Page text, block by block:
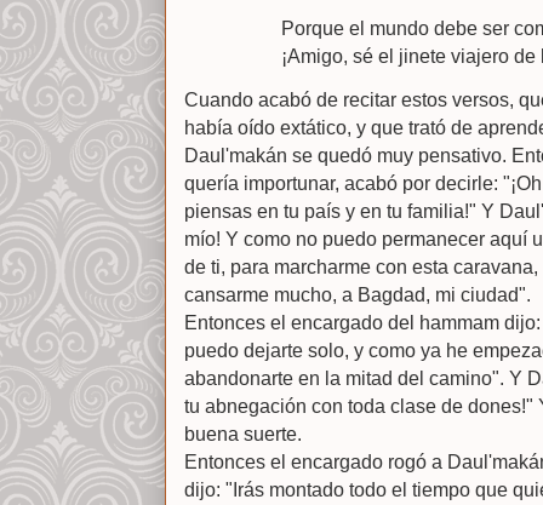
Porque el mundo debe ser
¡Amigo, sé el jinete viajero de
Cuando acabó de recitar estos versos,
había oído extático, y que trató de
Daul'makán se quedó muy pensativo.
quería importunar, acabó por decirle:
piensas en tu país y en tu familia!" Y
mío! Y como no puedo permanecer aquí
de ti, para marcharme con esta
cansarme mucho, a Bagdad, mi ciudad".
Entonces el encargado del hammam
puedo dejarte solo, y como ya he
abandonarte en la mitad del camino". Y
tu abnegación con toda clase de
buena suerte.
Entonces el encargado rogó a
dijo: "Irás montado todo el tiempo que